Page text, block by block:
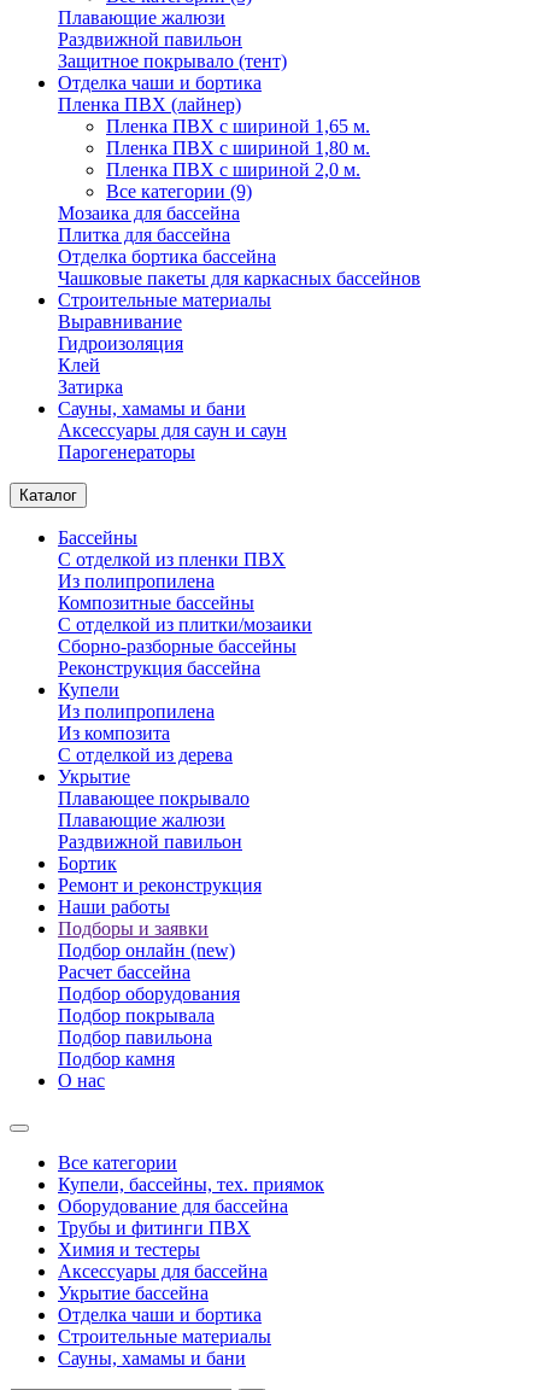
Плавающие жалюзи
Раздвижной павильон
Защитное покрывало (тент)
Отделка чаши и бортика
Пленка ПВХ (лайнер)
Пленка ПВХ с шириной 1,65 м.
Пленка ПВХ с шириной 1,80 м.
Пленка ПВХ с шириной 2,0 м.
Все категории (9)
Мозаика для бассейна
Плитка для бассейна
Отделка бортика бассейна
Чашковые пакеты для каркасных бассейнов
Строительные материалы
Выравнивание
Гидроизоляция
Клей
Затирка
Сауны, хамамы и бани
Аксессуары для саун и саун
Парогенераторы
Каталог
Бассейны
С отделкой из пленки ПВХ
Из полипропилена
Композитные бассейны
С отделкой из плитки/мозаики
Сборно-разборные бассейны
Реконструкция бассейна
Купели
Из полипропилена
Из композита
С отделкой из дерева
Укрытие
Плавающее покрывало
Плавающие жалюзи
Раздвижной павильон
Бортик
Ремонт и реконструкция
Наши работы
Подборы и заявки
Подбор онлайн (new)
Расчет бассейна
Подбор оборудования
Подбор покрывала
Подбор павильона
Подбор камня
О нас
Все категории
Купели, бассейны, тех. приямок
Оборудование для бассейна
Трубы и фитинги ПВХ
Химия и тестеры
Аксессуары для бассейна
Укрытие бассейна
Отделка чаши и бортика
Строительные материалы
Сауны, хамамы и бани